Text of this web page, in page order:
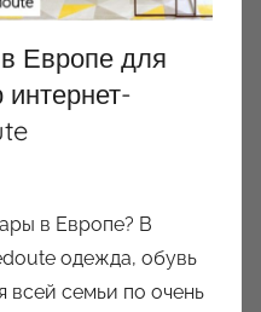
Европе для
в Европе? В
одежда, обувь
всей семьи по очень